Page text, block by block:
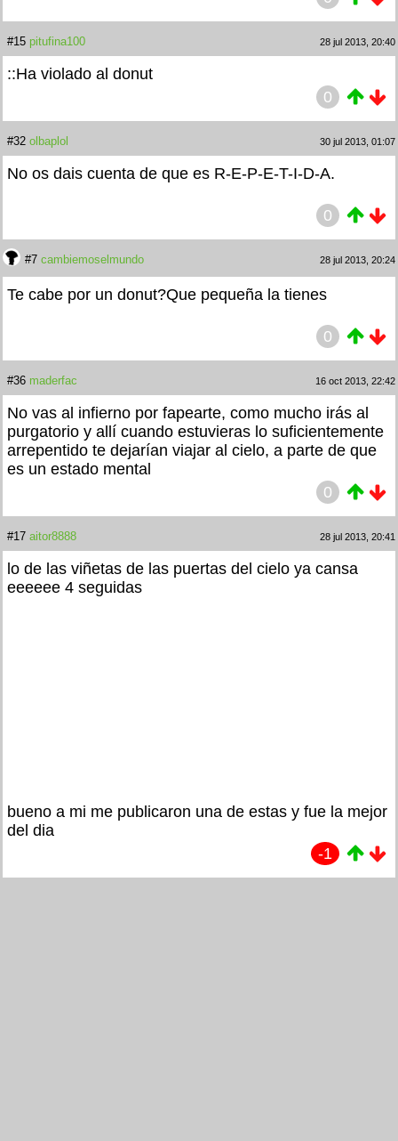
#15 pitufina100 28 jul 2013, 20:40
::Ha violado al donut
0
#32 olbaplol 30 jul 2013, 01:07
No os dais cuenta de que es R-E-P-E-T-I-D-A.
0
#7 cambiemoselmundo 28 jul 2013, 20:24
Te cabe por un donut?Que pequeña la tienes
0
#36 maderfac 16 oct 2013, 22:42
No vas al infierno por fapearte, como mucho irás al
purgatorio y allí cuando estuvieras lo suficientemente
arrepentido te dejarían viajar al cielo, a parte de que
es un estado mental
0
#17 aitor8888 28 jul 2013, 20:41
lo de las viñetas de las puertas del cielo ya cansa
eeeeee 4 seguidas
bueno a mi me publicaron una de estas y fue la mejor
del dia
-1